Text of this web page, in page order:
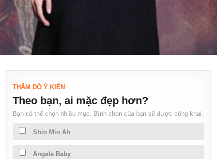
THĂM DÒ Ý KIẾN
Theo bạn, ai mặc đẹp hơn?
Bạn có thể chọn nhiều mục. Bình chọn của bạn sẽ được công khai.
Shin Min Ah
Angela Baby